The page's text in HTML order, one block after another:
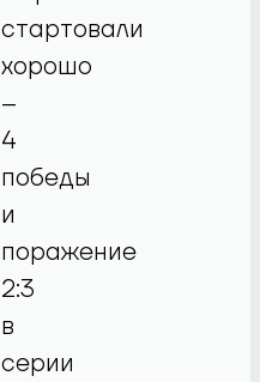
стартовали
хорошо
–
4
победы
и
поражение
2:3
в
серии